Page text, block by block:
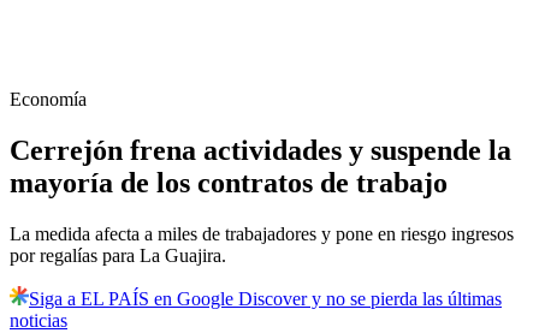
Economía
Cerrejón frena actividades y suspende la
mayoría de los contratos de trabajo
La medida afecta a miles de trabajadores y pone en riesgo ingresos
por regalías para La Guajira.
Siga a EL PAÍS en Google Discover y no se pierda las últimas
noticias